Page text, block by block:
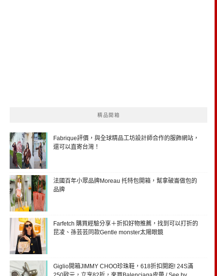
精品開箱
Fabrique評價，與全球精品工坊設計師合作的服飾網站，
還可以直寄台灣！
法國百年小眾品牌Moreau 托特包開箱，幫拿破崙做包的
品牌
Farfetch 購買經驗分享＋折扣好物推薦，找到可以打折的
昆凌、孫芸芸同款Gentle monster太陽眼鏡
Giglio開箱JIMMY CHOO珍珠鞋，618折扣開跑! 24S滿